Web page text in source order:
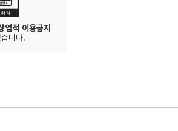
업적 이용금지
니다.